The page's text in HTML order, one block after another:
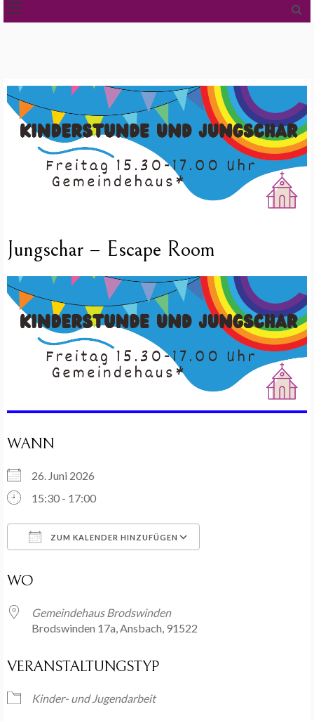
Jungschar – Escape Room
WANN
26. Juni 2026
15:30 - 17:00
ZUM KALENDER HINZUFÜGEN
WO
Gemeindehaus Brodswinden
Brodswinden 17a, Ansbach, 91522
VERANSTALTUNGSTYP
Kinder- und Jugendarbeit